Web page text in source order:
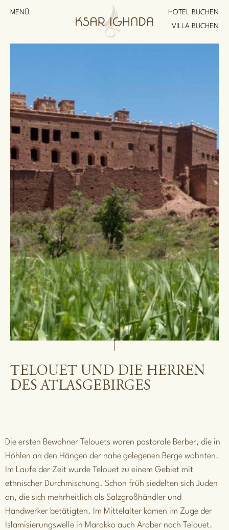
MENÜ
HOTEL BUCHEN
VILLA BUCHEN
TELOUET UND DIE HERREN
DES ATLASGEBIRGES
Die ersten Bewohner Telouets waren pastorale Berber, die in
Höhlen an den Hängen der nahe gelegenen Berge wohnten.
Im Laufe der Zeit wurde Telouet zu einem Gebiet mit
ethnischer Durchmischung. Schon früh siedelten sich Juden
an, die sich mehrheitlich als Salzgroßhändler und
Handwerker betätigten. Im Mittelalter kamen im Zuge der
Islamisierungswelle in Marokko auch Araber nach Telouet.